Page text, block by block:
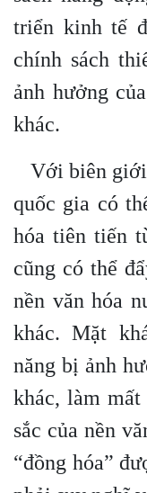
triển kinh tế
chính sách
ảnh hưởng
khác.
Với biên giới
quốc gia có
hóa tiên tiến
cũng có thể
nền văn hóa
khác. Mặt
năng bị ảnh
khác, làm
sắc của nền
“đồng hóa”